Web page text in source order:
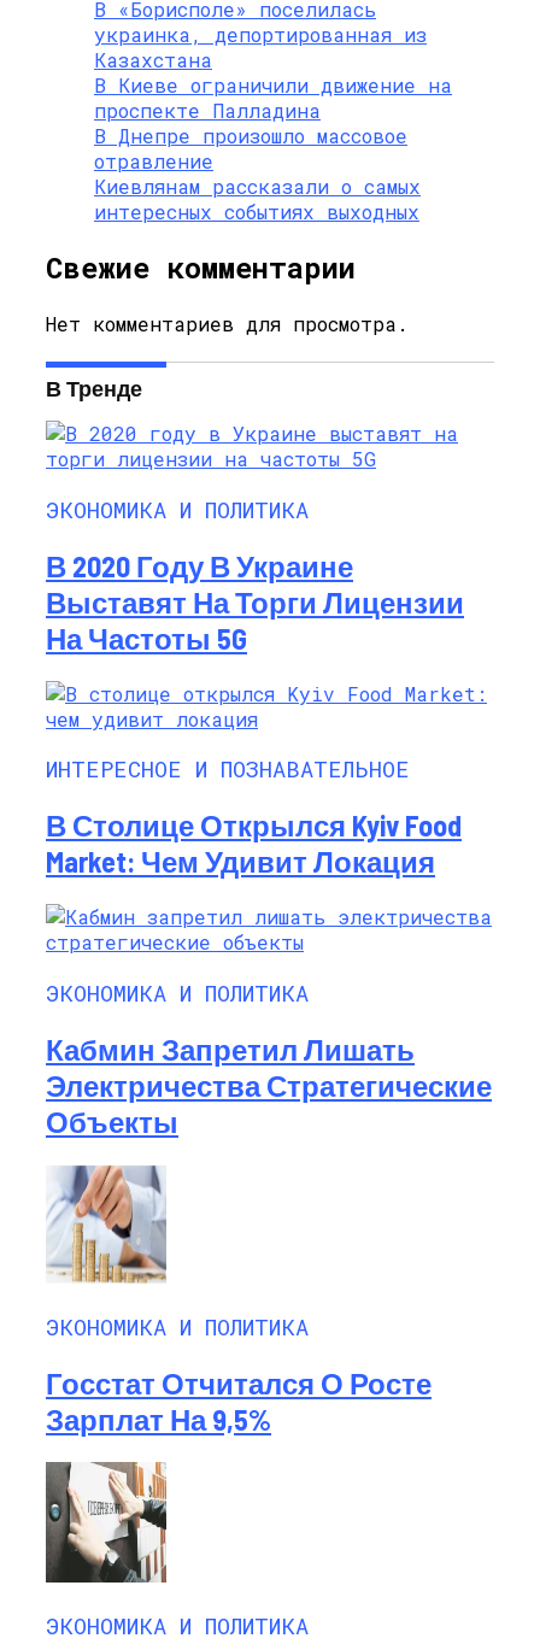
В «Борисполе» поселилась
украинка, депортированная из
Казахстана
В Киеве ограничили движение на
проспекте Палладина
В Днепре произошло массовое
отравление
Киевлянам рассказали о самых
интересных событиях выходных
Свежие комментарии
Нет комментариев для просмотра.
В Тренде
ЭКОНОМИКА И ПОЛИТИКА
В 2020 Году В Украине
Выставят На Торги Лицензии
На Частоты 5G
ИНТЕРЕСНОЕ И ПОЗНАВАТЕЛЬНОЕ
В Столице Открылся Kyiv Food
Market: Чем Удивит Локация
ЭКОНОМИКА И ПОЛИТИКА
Кабмин Запретил Лишать
Электричества Стратегические
Объекты
ЭКОНОМИКА И ПОЛИТИКА
Госстат Отчитался О Росте
Зарплат На 9,5%
ЭКОНОМИКА И ПОЛИТИКА